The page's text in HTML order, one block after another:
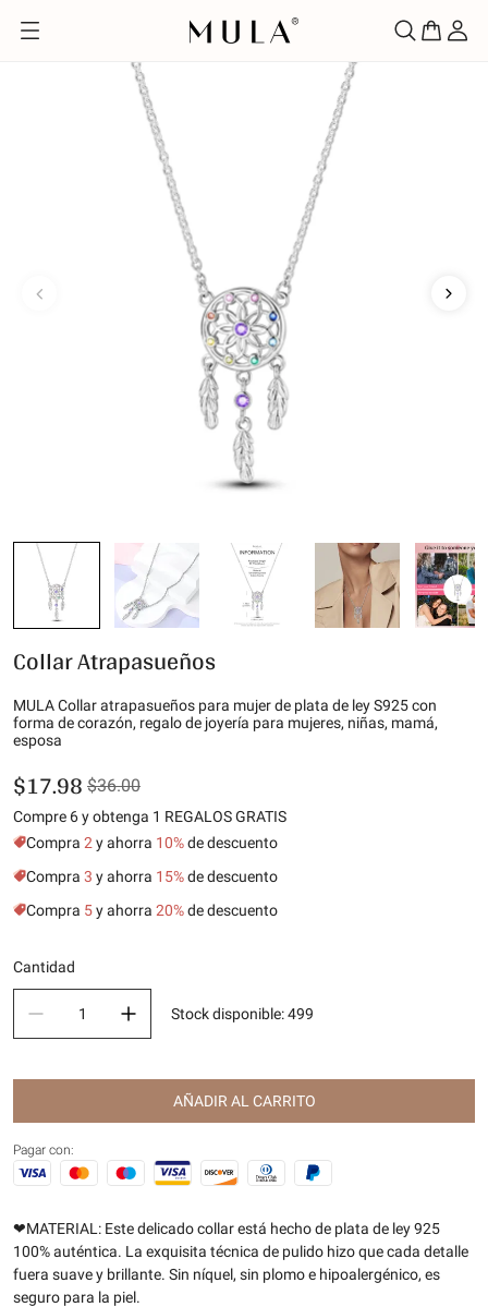
Collar Atrapasueños
MULA Collar atrapasueños para mujer de plata de ley S925 con
forma de corazón, regalo de joyería para mujeres, niñas, mamá,
esposa
$17.98 $36.00
Compre 6 y obtenga 1 REGALOS GRATIS
Compra 2 y ahorra 10%de descuento
Compra 3 y ahorra 15%de descuento
Compra 5y ahorra 20%de descuento
Cantidad
Stock disponible:499
AÑADIR AL CARRITO
Pagar con:
❤MATERIAL: Este delicado collar está hecho de plata de ley 925
100% auténtica. La exquisita técnica de pulido hizo que cada detalle
fuera suave y brillante. Sin níquel, sin plomo e hipoalergénico, es
seguro para la piel.